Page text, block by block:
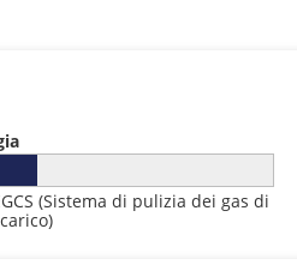
(Sistema di pulizia dei gas di